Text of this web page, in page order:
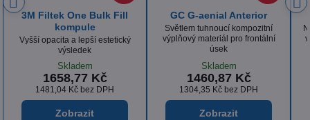
3M Filtek Ultimate
Nanofilní kompozit pro estetické
výplně ve frontálním i distálním
úseku
Skladem
1450,40 Kč
1295 Kč bez DPH
Zobrazit
3M Filtek One Bulk Fill
tuba
Vyšší opacita a lepší estetický
výsledek
Skladem
1658,77 Kč
1481,04 Kčbez DPH
Zobrazit